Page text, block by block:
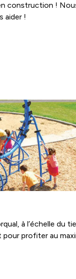
construction !
aider !
à l’échelle du
profiter au